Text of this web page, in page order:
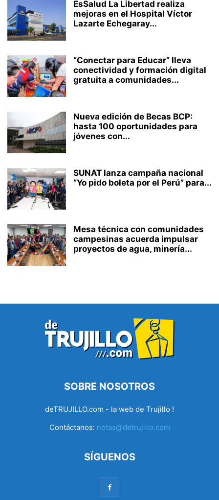
EsSalud La Libertad realiza
mejoras en el Hospital Víctor
Lazarte Echegaray...
“Conectar para Educar” lleva
conectividad y formación digital
gratuita a comunidades...
Nueva edición de Becas BCP:
hasta 100 oportunidades para
jóvenes con...
SUNAT lanza campaña nacional
“Yo pido boleta por el Perú” para...
Mesa técnica con comunidades
campesinas acuerda impulsar
proyectos de agua, minería...
SOBRE NOSOTROS
deTRUJILLO.com - la web de Trujillo !
Contáctanos: notas@detrujillo.com
SÍGUENOS